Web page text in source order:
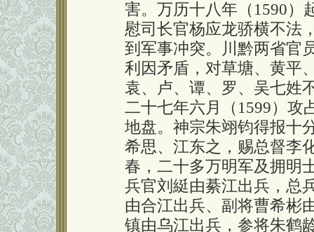
害。万历十八年（1590）
慰司长官杨应龙骄横不法
到军事冲突。川黔两省官
利因矛盾，对草塘、黄平
袁、卢、谭、罗、吴七姓
二十七年六月（1599）攻
地盘。神宗朱翊钧得报十
希思、江东之，赐总督李
春，二十多万明军及拥明
兵官刘綎由綦江出兵，总
由合江出兵、副将曹希彬
镇由乌江出兵，参将朱鹤